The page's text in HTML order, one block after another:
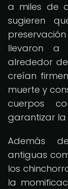
a miles de
sugieren
llevaron a
alrededor
creían
muerte y
cuerpos
garantizar
Además
antiguas
los
la